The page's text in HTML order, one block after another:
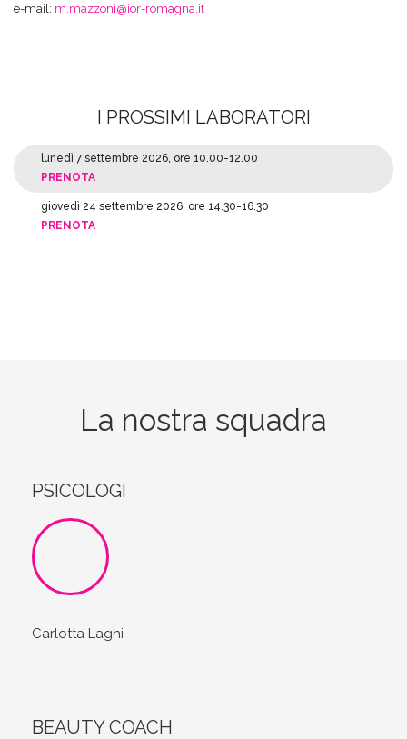
e-mail: m.mazzoni@ior-romagna.it
I PROSSIMI LABORATORI
lunedì 7 settembre 2026, ore 10.00-12.00
PRENOTA
giovedì 24 settembre 2026, ore 14.30-16.30
PRENOTA
La nostra squadra
PSICOLOGI
Carlotta Laghi
BEAUTY COACH